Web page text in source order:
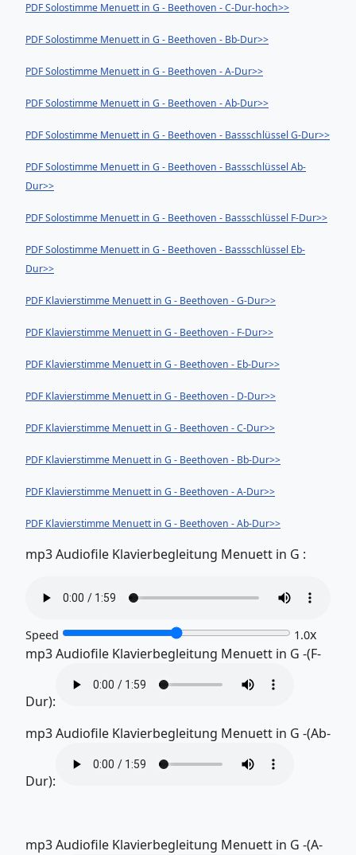
PDF Solostimme Menuett in G - Beethoven - C-Dur-hoch>>
PDF Solostimme Menuett in G - Beethoven - Bb-Dur>>
PDF Solostimme Menuett in G - Beethoven - A-Dur>>
PDF Solostimme Menuett in G - Beethoven - Ab-Dur>>
PDF Solostimme Menuett in G - Beethoven - Bassschlüssel G-Dur>>
PDF Solostimme Menuett in G - Beethoven - Bassschlüssel Ab-
Dur>>
PDF Solostimme Menuett in G - Beethoven - Bassschlüssel F-Dur>>
PDF Solostimme Menuett in G - Beethoven - Bassschlüssel Eb-
Dur>>
PDF Klavierstimme Menuett in G - Beethoven - G-Dur>>
PDF Klavierstimme Menuett in G - Beethoven - F-Dur>>
PDF Klavierstimme Menuett in G - Beethoven - Eb-Dur>>
PDF Klavierstimme Menuett in G - Beethoven - D-Dur>>
PDF Klavierstimme Menuett in G - Beethoven - C-Dur>>
PDF Klavierstimme Menuett in G - Beethoven - Bb-Dur>>
PDF Klavierstimme Menuett in G - Beethoven - A-Dur>>
PDF Klavierstimme Menuett in G - Beethoven - Ab-Dur>>
mp3 Audiofile Klavierbegleitung Menuett in G :
Speed 1.0x
mp3 Audiofile Klavierbegleitung Menuett in G -(F-
Dur):
mp3 Audiofile Klavierbegleitung Menuett in G -(Ab-
Dur):
mp3 Audiofile Klavierbegleitung Menuett in G -(A-